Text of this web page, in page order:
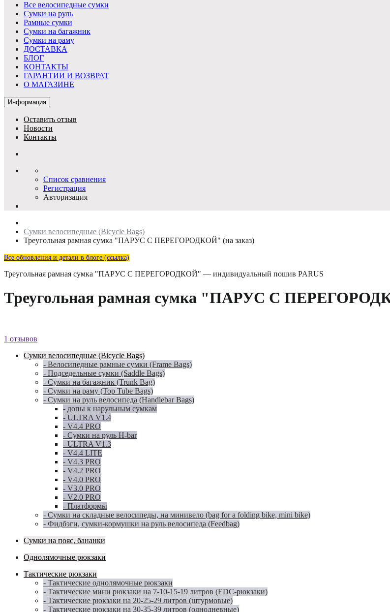
Все велосипедные сумки
Сумки на руль
Рамные сумки
Сумки на багажник
Сумки на раму
ДОСТАВКА
БЛОГ
КОНТАКТЫ
ГАРАНТИИ И ВОЗВРАТ
О МАГАЗИНЕ
Информация
Оставить отзыв
Новости
Контакты
Список сравнения
Регистрация
Авторизация
Сумки велосипедные (Bicycle Bags)
Треугольная рамная сумка "ПАРУС С ПЕРЕГОРОДКОЙ" (на заказ)
Все обновления и детали в блоге (ссылка)
Треугольная рамная сумка "ПАРУС С ПЕРЕГОРОДКОЙ" — индивидуальный пошив PARUS
Треугольная рамная сумка "ПАРУС С
1 отзывов
Сумки велосипедные (Bicycle Bags)
- Велосипедные рамные сумки (Frame Bags)
- Подседельные сумки (Saddle Bags)
- Сумки на багажник (Trunk Bag)
- Сумки на раму (Top Tube Bags)
- Сумки на руль велосипеда (Handlebar Bags)
- допы к нарульным сумкам
- ULTRA V1.4
- V4.4 PRO
- Сумки на руль H-bar
- ULTRA V1.3
- V4.4 LITE
- V4.3 PRO
- V4.2 PRO
- V4.0 PRO
- V3.0 PRO
- V2.0 PRO
- Платформы
- Сумки на складные велосипеды, на минивело (bag for a folding bike, mini bike)
- Фидбэги, сумки-кормушки на руль велосипеда (Feedbag)
Сумки на пояс, бананки
Однолямочные рюкзаки
Тактические рюкзаки
- Тактические однолямочные рюкзаки
- Тактические мини рюкзаки на 7-10-15-19 литров (EDC-рюкзаки)
- Тактические рюкзаки на 20-25-29 литров (штурмовые)
- Тактические рюкзаки на 30-35-39 литров (однодневные)